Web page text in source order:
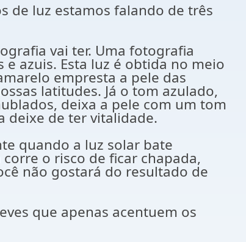
de luz estamos falando de três
vai ter. Uma fotografia
azuis. Esta luz é obtida no meio
empresta a pele das
latitudes. Já o tom azulado,
deixa a pele com um tom
deixe de ter vitalidade.
quando a luz solar bate
o risco de ficar chapada,
não gostará do resultado de
que apenas acentuem os